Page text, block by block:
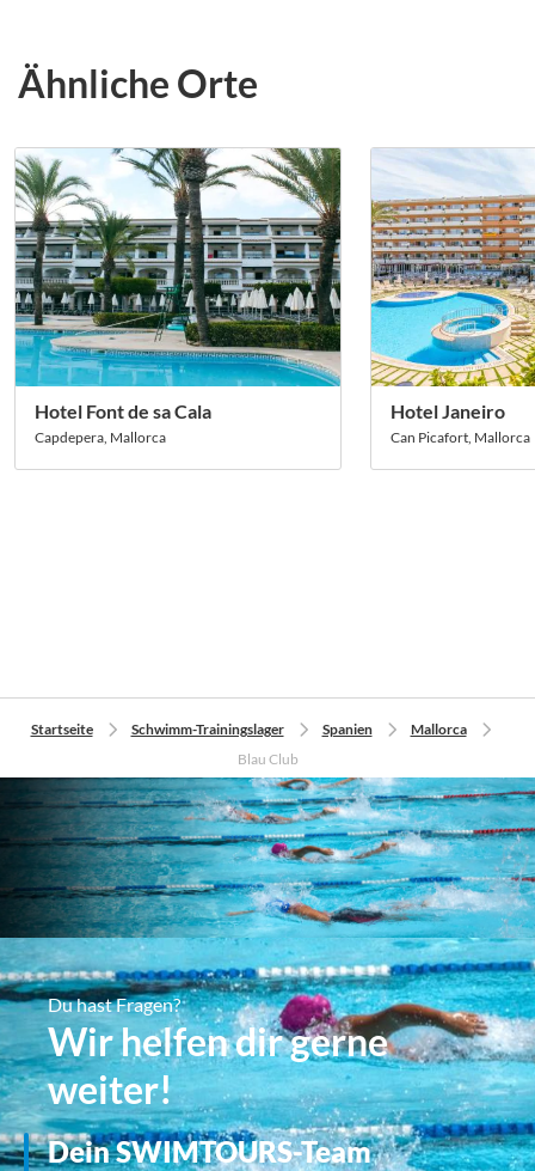
Ähnliche Orte
Hotel Font de sa Cala
Capdepera, Mallorca
Hotel Janeiro
Can Picafort, Mallorca
Startseite Schwimm-Trainingslager Spanien
Mallorca
Blau Club
Du hast Fragen?
Wir helfen dir gerne
weiter!
Dein SWIMTOURS-Team